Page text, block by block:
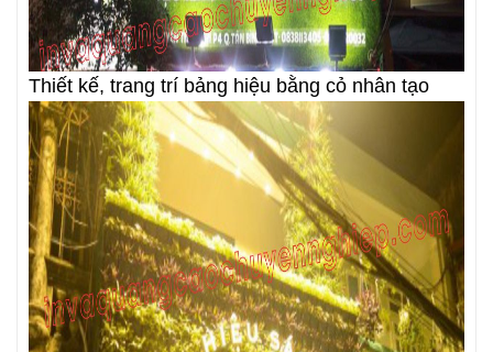
Thiết kế, trang trí bảng hiệu bằng cỏ nhân tạo